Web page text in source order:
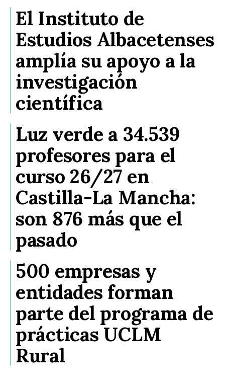
El Instituto de
Estudios Albacetenses
amplía su apoyo a la
investigación
científica
Luz verde a 34.539
profesores para el
curso 26/27 en
Castilla-La Mancha:
son 876 más que el
pasado
500 empresas y
entidades forman
parte del programa de
prácticas UCLM
Rural